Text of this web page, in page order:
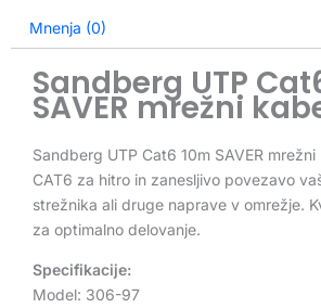
Mnenja (0)
Sandberg UTP
SAVER mrežni
Sandberg UTP Cat6 10m SAVER
CAT6 za hitro in zanesljivo povezavo
strežnika ali druge naprave v omrežje.
za optimalno delovanje.
Specifikacije:
Model: 306-97